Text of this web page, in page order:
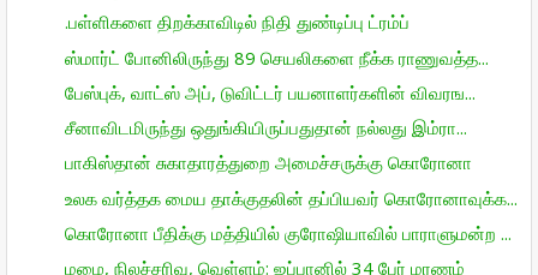
.பள்ளிகளை திறக்காவிடில் நிதி துண்டிப்பு ட்ரம்ப்
ஸ்மார்ட் போனிலிருந்து 89 செயலிகளை நீக்க ராணுவத்த...
பேஸ்புக், வாட்ஸ் அப், டுவிட்டர் பயனாளர்களின் விவரங...
சீனாவிடமிருந்து ஒதுங்கியிருப்பதுதான் நல்லது இம்ரா...
பாகிஸ்தான் சுகாதாரத்துறை அமைச்சருக்கு கொரோனா
உலக வர்த்தக மைய தாக்குதலின் தப்பியவர் கொரோனாவுக்க...
கொரோனா பீதிக்கு மத்தியில் குரோஷியாவில் பாராளுமன்ற ...
மழை, நிலச்சரிவு, வெள்ளம்: ஜப்பானில் 34 பேர் மரணம்